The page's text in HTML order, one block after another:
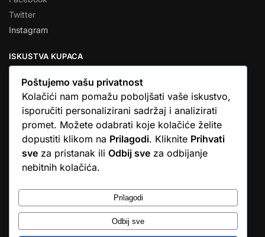
Twitter
Instagram
ISKUSTVA KUPACA
★★★★★
… Ono što me se dojmilo je ljudski pristup i njihova briga da
dobijem što sam naručio. U većini web shopova nitko vas ne
zove, samo otkažu narudžbu. …
Stjepan D.M.
© Argus elektronika d.o.o.
Poštujemo vašu privatnost
Kolačići nam pomažu poboljšati vaše iskustvo,
isporučiti personalizirani sadržaj i analizirati
promet. Možete odabrati koje kolačiće želite
dopustiti klikom na Prilagodi. Kliknite Prihvati
sve za pristanak ili Odbij sve za odbijanje
nebitnih kolačića.
Prilagodi
Odbij sve